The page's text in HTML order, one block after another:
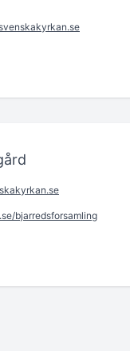
bjarredsforsamling